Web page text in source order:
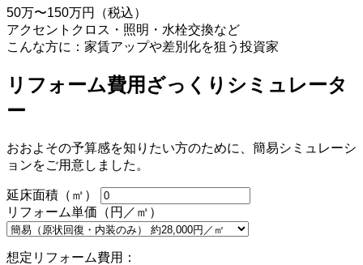
50万〜150万円（税込）
アクセントクロス・照明・水栓交換など
こんな方に：家賃アップや差別化を狙う投資家
リフォーム費用ざっくりシミュレータ
ー
おおよその予算感を知りたい方のために、簡易シミュレーシ
ョンをご用意しました。
延床面積（㎡）
リフォーム単価（円／㎡）
想定リフォーム費用：